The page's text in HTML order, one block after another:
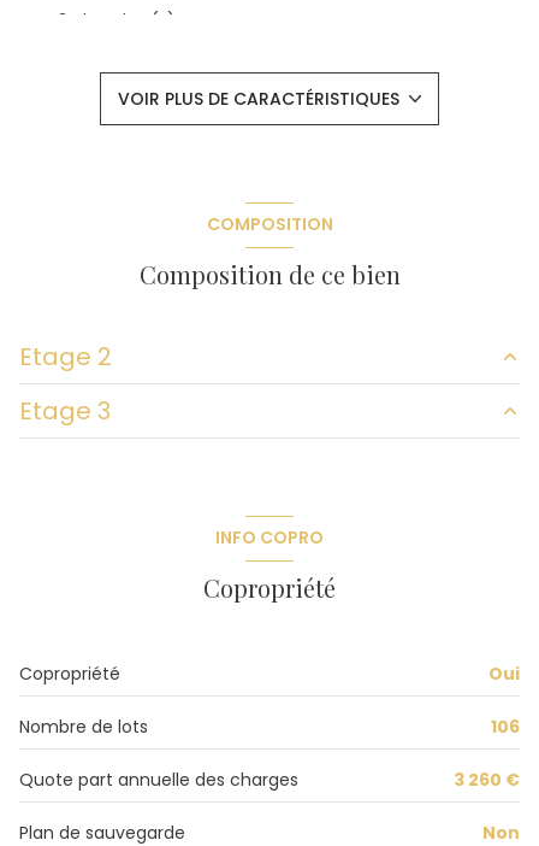
3 chambre(s)
1 salle(s) de bain
cuisine américaine (équipée)
1 garage(s)
2 étage(s)
vue MAGNIFIQUE
VOIR PLUS DE CARACTÉRISTIQUES
COMPOSITION
Composition de ce bien
Etage 2
salon/sejour
Etage 3
INFO COPRO
Copropriété
Copropriété Oui
Nombre de lots 106
Quote part annuelle des charges 3 260 €
Plan de sauvegarde Non